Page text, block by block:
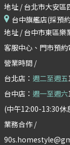
地址 / 台北市大安區
台中旗艦店(採預
地址 / 台中市東區樂
客服中心、門市預
營業時間 /
台北店： 週二至週五
台中店： 週一至週六
(中午12:00-13:30休
業務合作 /